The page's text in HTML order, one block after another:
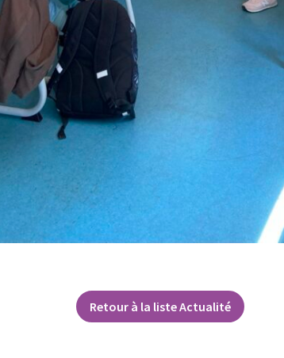
Retour à la liste Actualité